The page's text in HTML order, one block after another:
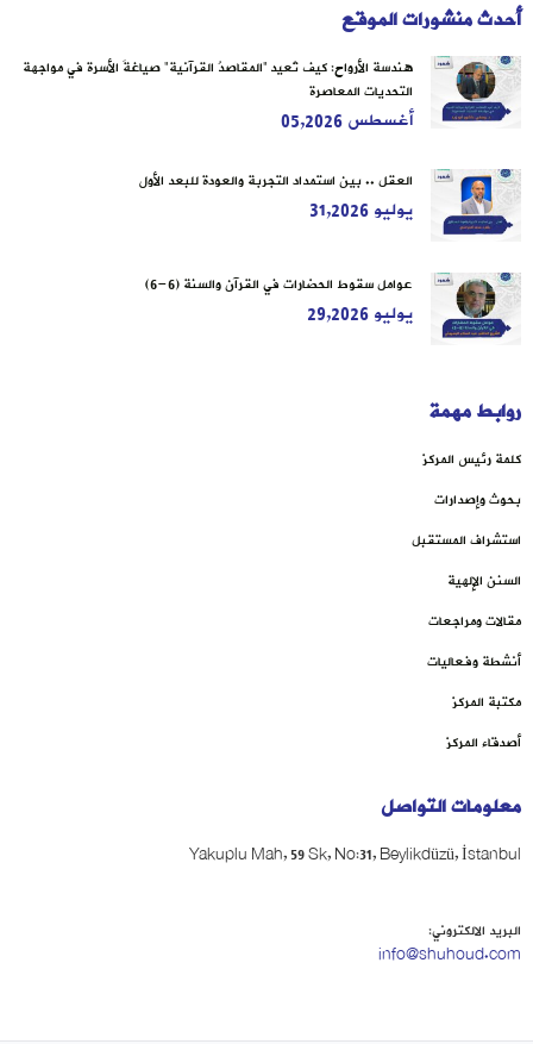
أحدث منشورات الموقع
هندسة الأرواح: كيف تُعيد “المقاصدُ القرآنية” صياغةَ الأسرة في مواجهة
التحديات المعاصرة
أغسطس 05,2026
العقل .. بين استمداد التجربة والعودة للبعد الأول
يوليو 31,2026
عوامل سقوط الحضارات في القرآن والسنة (6-6)
يوليو 29,2026
روابط مهمة
كلمة رئيس المركز
بحوث وإصدارات
استشراف المستقبل
السنن الإلهية
مقالات ومراجعات
أنشطة وفعاليات
مكتبة المركز
أصدقاء المركز
معلومات التواصل
Yakuplu Mah, 59 Sk, No:31, Beylikdüzü, İstanbul
البريد الالكتروني:
info@shuhoud.com